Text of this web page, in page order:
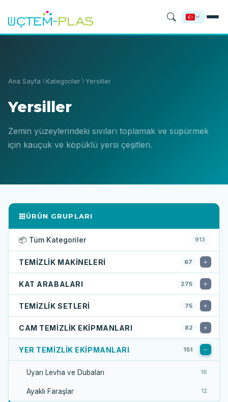
Ana Sayfa Kategoriler Yersiller
Yersiller
Zemin yüzeylerindeki sıvıları toplamak ve süpürmek
için kauçuk ve köpüklü yersi çeşitleri.
ÜRÜN GRUPLARI
📦 Tüm Kategoriler 913
TEMIZLIK MAKINELERI 67
KAT ARABALARI 275
TEMIZLIK SETLERI 75
CAM TEMIZLIK EKIPMANLARI 82
YER TEMIZLIK EKIPMANLARI 151
Uyarı Levha ve Dubaları 16
Ayaklı Faraşlar 12